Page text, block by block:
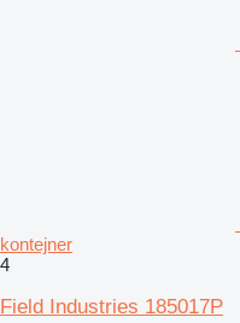
kontejner
4
Field Industries 185017P